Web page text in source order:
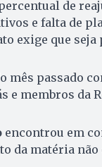
de
e falta de
exige que
mês passado
e membros da
encontrou em
da matéria